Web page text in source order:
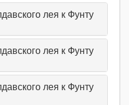
лея к Фунту
лея к Фунту
лея к Фунту